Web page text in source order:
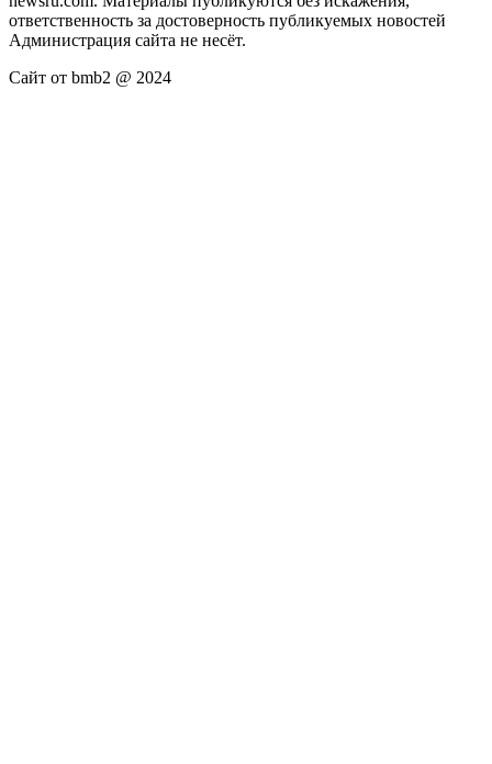
ответственность за достоверность публикуемых новостей
Администрация сайта не несёт.
Сайт от bmb2 @ 2024